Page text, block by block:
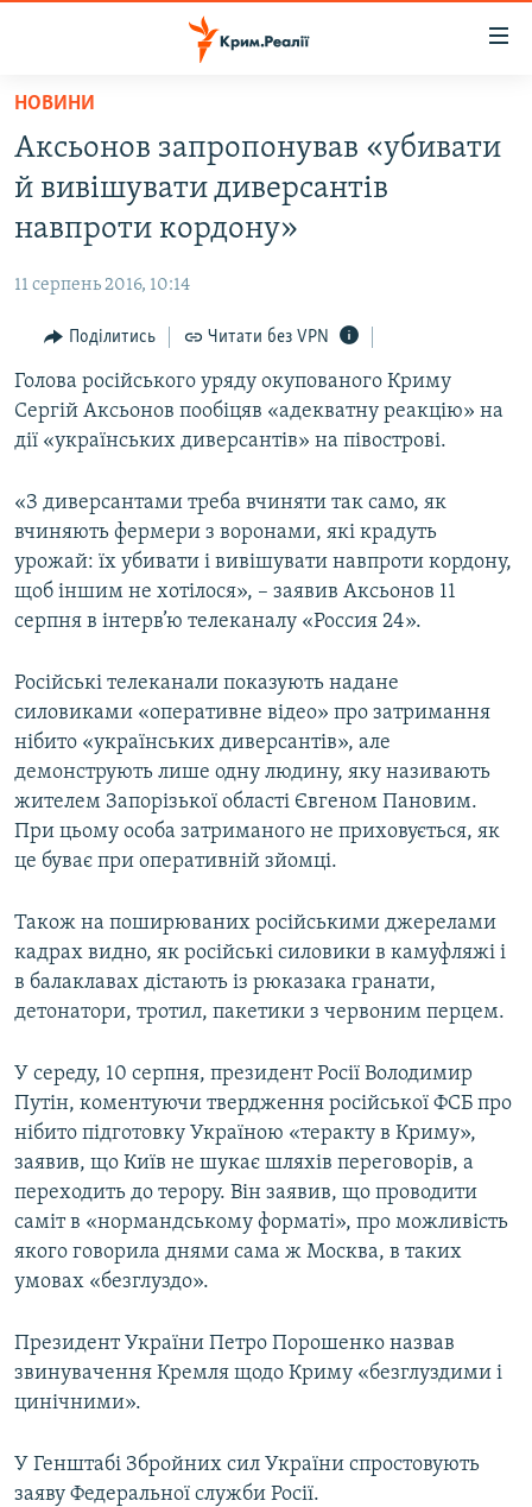
Перейти
основного
матеріалу
до
основної
навігації
Перейти
пошуку
ВІДЕО ТА ФОТО
БЛОГИ
ПОГЛЯД
ІНТЕРВ'Ю
ВСЕ ЗА ДЕНЬ
ДЕПОРТАЦІЯ
ВІДЕОУРОКИ «ELIFBE»
СВІДЧЕННЯ ОКУПАЦІЇ
ІНФОГРАФІКА
ЯК ОБІЙТИ БЛОКУВАННЯ
Русский
Qırımtatar
ДОЛУЧАЙСЯ!
Усі сайти RFE/RL
НОВИНИ
Аксьонов запропонував «убивати
й вивішувати диверсантів
навпроти кордону»
11 серпень 2016, 10:14
Поділитись Читати без VPN
Голова російського уряду окупованого Криму
Сергій Аксьонов пообіцяв «адекватну реакцію» на
дії «українських диверсантів» на півострові.
«З диверсантами треба вчиняти так само, як
вчиняють фермери з воронами, які крадуть
урожай: їх убивати і вивішувати навпроти кордону,
щоб іншим не хотілося», – заявив Аксьонов 11
серпня в інтерв’ю телеканалу «Россия 24».
Російські телеканали показують надане
силовиками «оперативне відео» про затримання
нібито «українських диверсантів», але
демонструють лише одну людину, яку називають
жителем Запорізької області Євгеном Пановим.
При цьому особа затриманого не приховується, як
це буває при оперативній зйомці.
Також на поширюваних російськими джерелами
кадрах видно, як російські силовики в камуфляжі і
в балаклавах дістають із рюказака гранати,
детонатори, тротил, пакетики з червоним перцем.
У середу, 10 серпня, президент Росії Володимир
Путін, коментуючи твердження російської ФСБ про
нібито підготовку Україною «теракту в Криму»,
заявив, що Київ не шукає шляхів переговорів, а
переходить до терору. Він заявив, що проводити
саміт в «нормандському форматі», про можливість
якого говорила днями сама ж Москва, в таких
умовах «безглуздо».
Президент України Петро Порошенко назвав
звинувачення Кремля щодо Криму «безглуздими і
цинічними».
У Генштабі Збройних сил України спростовують
заяву Федеральної служби Росії.